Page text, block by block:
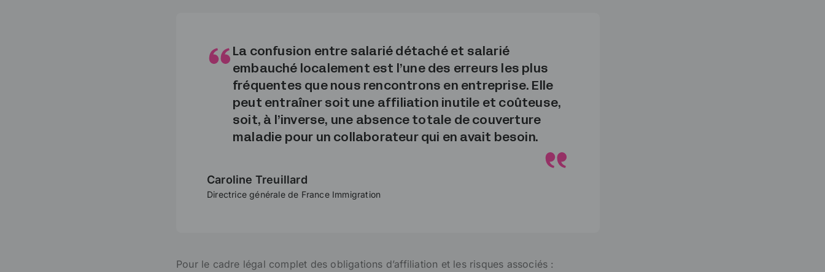
La confusion entre salarié détaché et salarié
embauché localement est l’une des erreurs les plus
fréquentes que nous rencontrons en entreprise. Elle
peut entraîner soit une affiliation inutile et coûteuse,
soit, à l’inverse, une absence totale de couverture
maladie pour un collaborateur qui en avait besoin.
Caroline Treuillard
Directrice générale de France Immigration
Pour le cadre légal complet des obligations d’affiliation et les risques associés :